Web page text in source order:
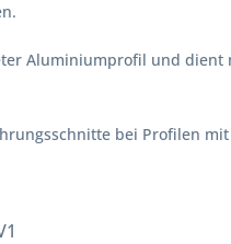
Aluminiumprofil und
bei Profilen mit